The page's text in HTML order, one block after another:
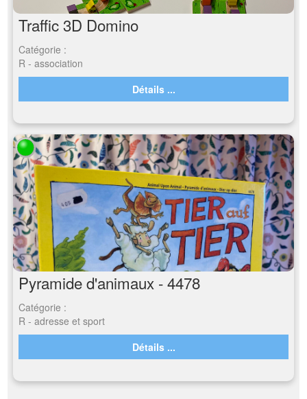
Traffic 3D Domino
Catégorie :
R - association
Détails ...
Pyramide d'animaux - 4478
Catégorie :
R - adresse et sport
Détails ...